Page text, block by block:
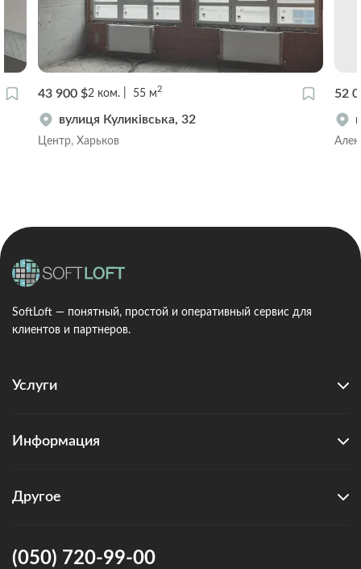
43 900 $2 ком. 55 м2
вулиця Куликівська, 32
Центр, Харьков
52
SoftLoft — понятный, простой и оперативный сервис для
клиентов и партнеров.
Услуги
Информация
Другое
(050) 720-99-00